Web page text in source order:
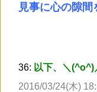
見事に心の隙
36: 以下、＼(^o^)
2016/03/24(木)